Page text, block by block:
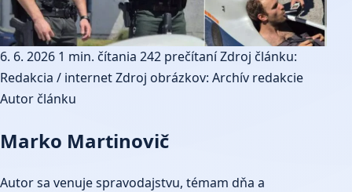
6. 6. 2026 1 min. čítania 242 prečítaníZdroj článku:
Redakcia / internetZdroj obrázkov: Archív redakcie
Autor článku
Marko Martinovič
Autor sa venuje spravodajstvu, témam dňa a